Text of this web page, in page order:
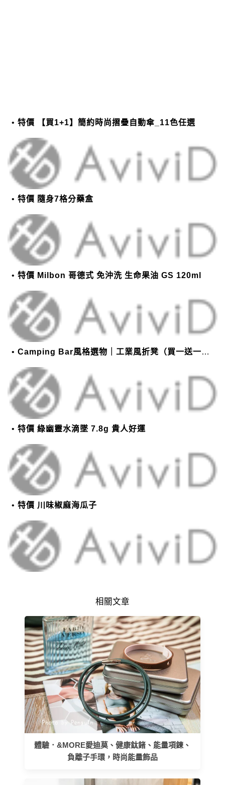
特價 【買1+1】簡約時尚摺疊自動傘_11色任選
特價 隨身7格分藥盒
特價 Milbon 哥德式 免沖洗 生命果油 GS 120ml
Camping Bar風格選物｜工業風折凳（買一送一）22cm高小椅
特價 綠幽靈水滴墜 7.8g 貴人好運
特價 川味椒麻海瓜子
相關文章
體驗．&MORE愛迪莫、健康鈦鍺、能量項鍊、
負離子手環，時尚能量飾品